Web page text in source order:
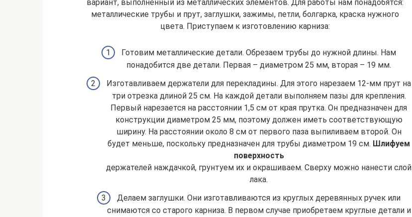
вариант, выполненный из металлических элементов. Для работы нам понадобятся:
металлические трубы и прут, заглушки, зажимы, петли, болгарка, краска нужного
цвета. Приступаем к изготовлению карниза:
Готовим металлические детали. Обрезаем трубы до нужной длины. Нам
понадобится две детали. Первая – диаметром 25 мм, вторая – 19 мм.
Изготавливаем держатели для перекладины. Для этого нарезаем 12-мм прут на
три отрезка длиной 25 см. На каждой детали выполняем пазы для крепления.
Первый нарезается на расстоянии 1,5 см от края прутка. Он предназначен для
конструкции диаметром 25 мм, поэтому должен иметь соответствующую
ширину. На расстоянии около 8 см от первого паза выпиливаем второй. Он
будет меньше, поскольку предназначен для трубы диаметром 19 см. Шлифуем
поверхность
держателей наждачкой, грунтуем их и окрашиваем. Сверху можно нанести слой
лака.
Делаем заглушки. Они изготавливаются из круглых деревянных ручек или
снимаются со старого карниза. В первом случае приобретаем круглые детали и